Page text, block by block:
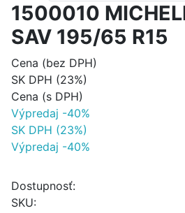
1500010
SAV 195/65 R15
Cena (bez DPH)
SK DPH (23%)
Cena (s DPH)
Výpredaj -40%
SK DPH (23%)
Výpredaj -40%
Dostupnosť:
SKU: